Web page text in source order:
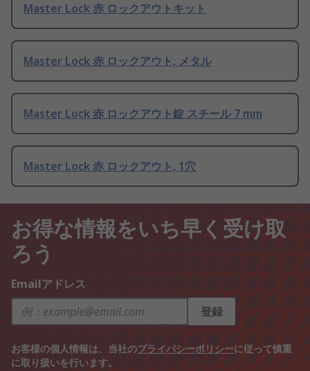
Master Lock 赤 ロックアウトキット
Master Lock 赤 ロックアウト, メタル
Master Lock 赤 ロックアウト錠 スチール 7 mm
Master Lock 赤 ロックアウト, 1穴
お得な情報をいち早く受け取
ろう
Emailアドレス
登録
お客様の個人情報は、当社のプライバシーポリシーに従って慎重
に取り扱いを行います。